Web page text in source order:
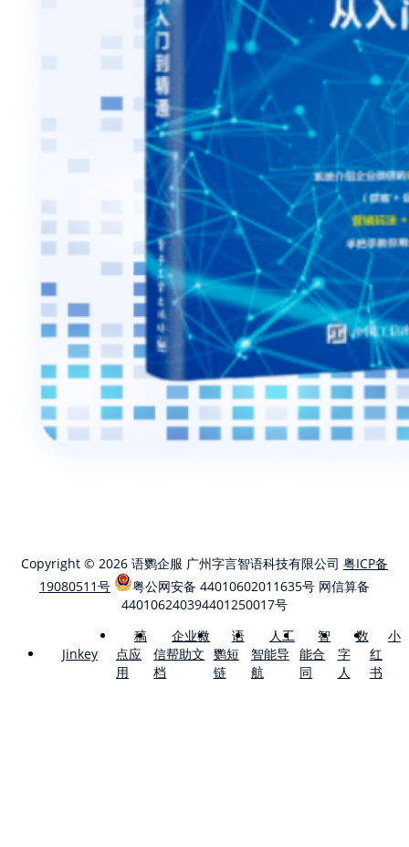
Copyright © 2026 语鹦企服 广州字言智语科技有限公司 粤ICP备
19080511号
粤公网安备 44010602011635号 网信算备
440106240394401250017号
Jinkey
稿
点应
用
企业微
信帮助文
档
语
鹦短
链
人工
智能导
航
智
能合
同
数
字
人
小
红
书